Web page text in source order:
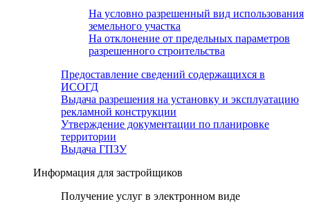
На условно разрешенный вид использования
земельного участка
На отклонение от предельных параметров
разрешенного строительства
Предоставление сведений содержащихся в
ИСОГД
Выдача разрешения на установку и эксплуатацию
рекламной конструкции
Утверждение документации по планировке
территории
Выдача ГПЗУ
Информация для застройщиков
Получение услуг в электронном виде